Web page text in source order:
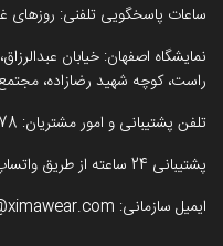
ساعات پاسخگویی تلفنی: روزهای غیر
نمایشگاه اصفهان: خیابان
راست، کوچه شهید رضازاده،
تلفن پشتیبانی و امور مشتریان:
پشتیبانی 24 ساعته از طریق واتساپ
ایمیل سازمانی: